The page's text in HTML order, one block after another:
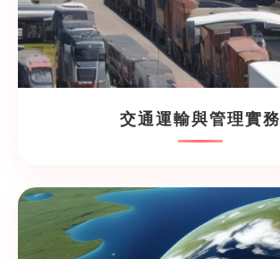
交通運輸與管理實務